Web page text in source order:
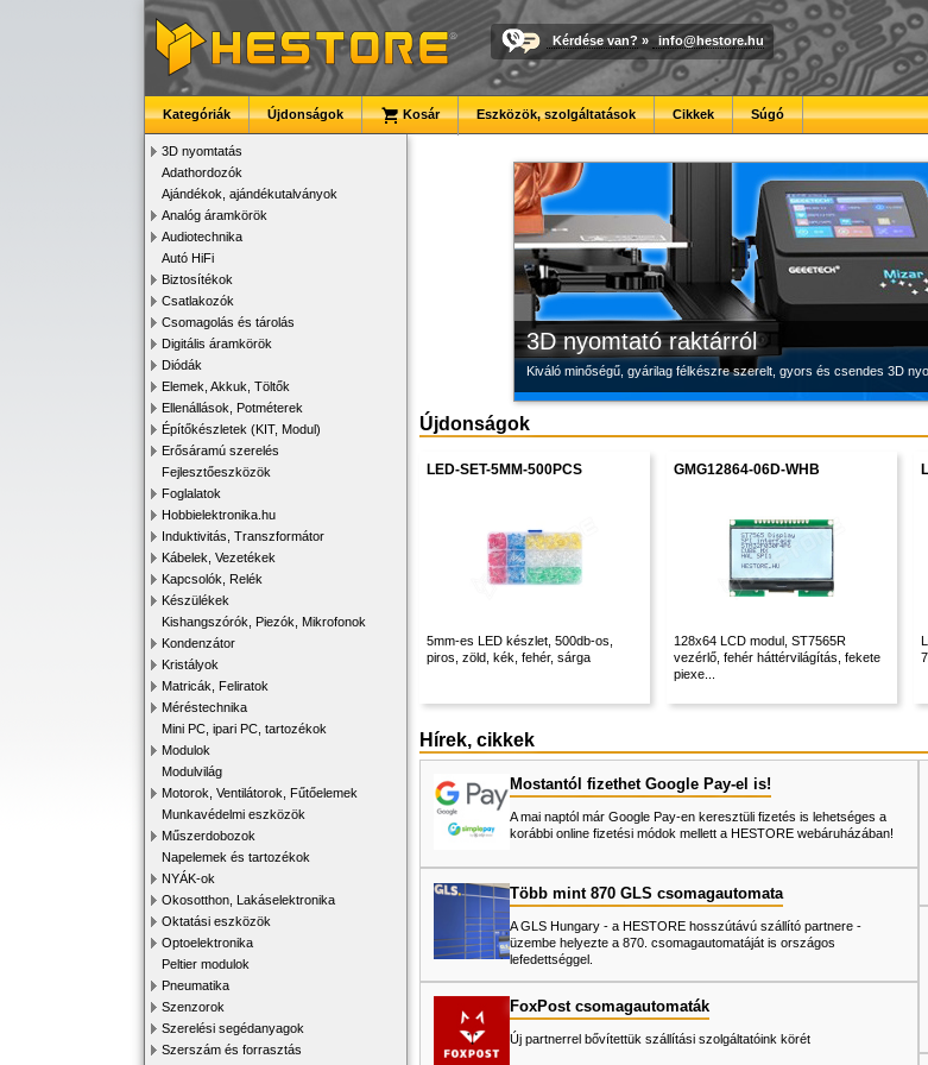
Kérdése van? » info@hestore.hu
Kategóriák Újdonságok Kosár Eszközök, szolgáltatások Cikkek Súgó
3D nyomtatás
Adathordozók
Ajándékok, ajándékutalványok
Analóg áramkörök
Audiotechnika
Autó HiFi
Biztosítékok
Csatlakozók
Csomagolás és tárolás
Digitális áramkörök
Diódák
Elemek, Akkuk, Töltők
Ellenállások, Potméterek
Építőkészletek (KIT, Modul)
Erősáramú szerelés
Fejlesztőeszközök
Foglalatok
Hobbielektronika.hu
Induktivitás, Transzformátor
Kábelek, Vezetékek
Kapcsolók, Relék
Készülékek
Kishangszórók, Piezók, Mikrofonok
Kondenzátor
Kristályok
Matricák, Feliratok
Méréstechnika
Mini PC, ipari PC, tartozékok
Modulok
Modulvilág
Motorok, Ventilátorok, Fűtőelemek
Munkavédelmi eszközök
Műszerdobozok
Napelemek és tartozékok
NYÁK-ok
Okosotthon, Lakáselektronika
Oktatási eszközök
Optoelektronika
Peltier modulok
Pneumatika
Szenzorok
Szerelési segédanyagok
Szerszám és forrasztás
3D nyomtató raktárról
Kiváló minőségű, gyárilag félkészre szerelt, gyors és csendes 3D
Új PLA filamentek készletről
Modulvilág
Megbízható labortápegység készletről
Újdonságok
LED-SET-5MM-500PCS
5mm-es LED készlet, 500db-os,
piros, zöld, kék, fehér, sárga
GMG12864-06D-WHB
128x64 LCD modul, ST7565R
vezérlő, fehér háttérvilágítás, fekete
piexe...
Hírek, cikkek
Mostantól fizethet Google Pay-el is!
A mai naptól már Google Pay-en keresztüli fizetés is lehetséges a
korábbi online fizetési módok mellett a HESTORE webáruházában!
Több mint 870 GLS csomagautomata
A GLS Hungary - a HESTORE hosszútávú szállító partnere -
üzembe helyezte a 870. csomagautomatáját is országos
lefedettséggel.
FoxPost csomagautomaták
Új partnerrel bővítettük szállítási szolgáltatóink körét